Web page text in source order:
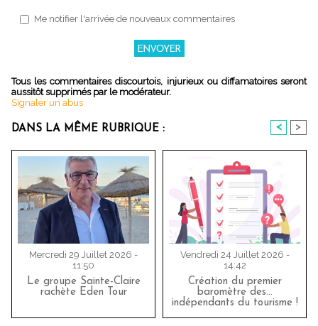
Me notifier l'arrivée de nouveaux commentaires
Tous les commentaires discourtois, injurieux ou diffamatoires seront
aussitôt supprimés par le modérateur.
Signaler un abus
DANS LA MÊME RUBRIQUE : < >
Mercredi 29 Juillet 2026 -
11:50
Le groupe Sainte-Claire
rachète Eden Tour
Vendredi 24 Juillet 2026 -
14:42
Création du premier
baromètre des…
indépendants du tourisme !